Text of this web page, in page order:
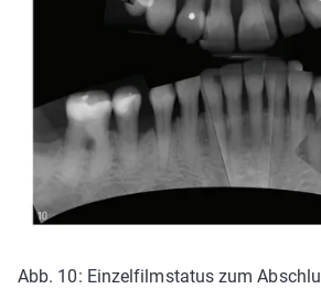
Abb. 10: Einzelfilmstatus zum